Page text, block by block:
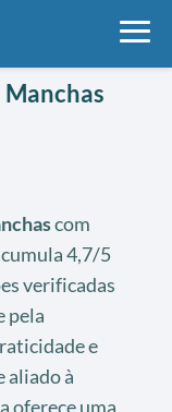
Manchas
com
4,7/5
verificadas
pela
e
aliado à
oferece uma